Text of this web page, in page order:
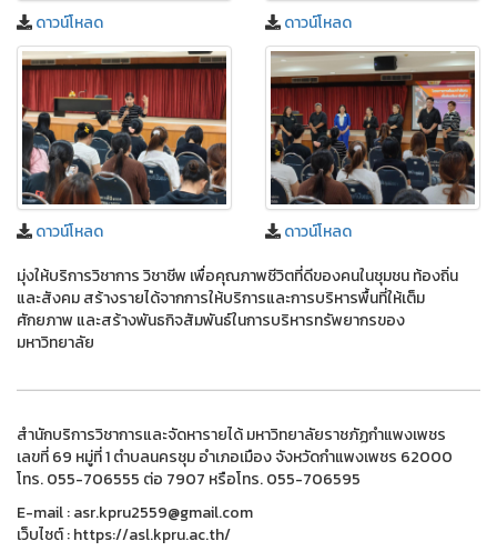
ดาวน์โหลด ดาวน์โหลด
ดาวน์โหลด
ดาวน์โหลด
มุ่งให้บริการวิชาการ วิชาชีพ เพื่อคุณภาพชีวิตที่ดีของคนในชุมชน ท้องถิ่น
และสังคม สร้างรายได้จากการให้บริการและการบริหารพื้นที่ให้เต็ม
ศักยภาพ และสร้างพันธกิจสัมพันธ์ในการบริหารทรัพยากรของ
มหาวิทยาลัย
สำนักบริการวิชาการและจัดหารายได้ มหาวิทยาลัยราชภัฏกำแพงเพชร
เลขที่ 69 หมู่ที่ 1 ตำบลนครชุม อำเภอเมือง จังหวัดกำแพงเพชร 62000
โทร. 055-706555 ต่อ 7907 หรือโทร. 055-706595
E-mail : asr.kpru2559@gmail.com
เว็บไซต์ : https://asl.kpru.ac.th/